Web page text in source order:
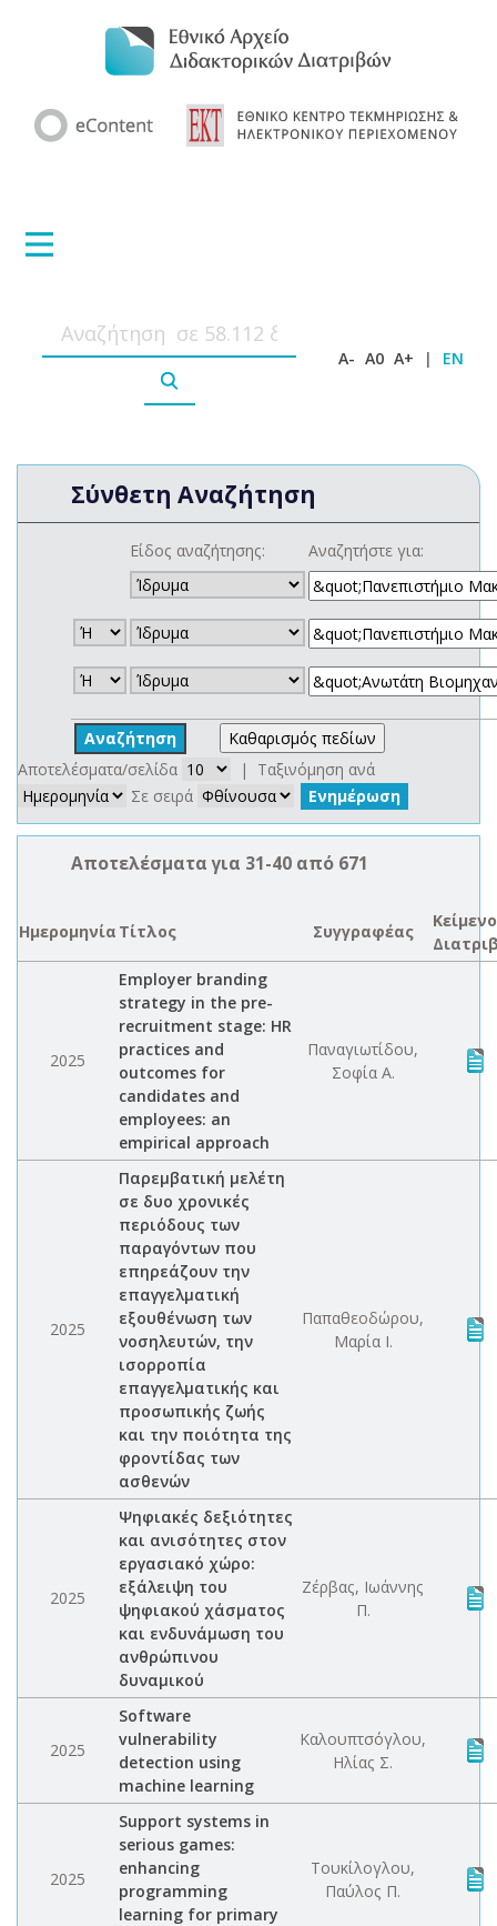
A- A0 A+ | EN
Σύνθετη Αναζήτηση
Είδος αναζήτησης: Αναζητήστε για:
Αποτελέσματα/σελίδα
| Ταξινόμηση ανά
Σε σειρά
Αποτελέσματα για 31-40 από 671
Ημερομηνία Τίτλος Συγγραφέας
Κείμενο
2025
Employer branding
strategy in the pre-
recruitment stage: HR
practices and
outcomes for
candidates and
employees: an
empirical approach
Παναγιωτίδου,
Σοφία Α.
2025
Παρεμβατική μελέτη
σε δυο χρονικές
περιόδους των
παραγόντων που
επηρεάζουν την
επαγγελματική
εξουθένωση των
νοσηλευτών, την
ισορροπία
επαγγελματικής και
προσωπικής ζωής
και την ποιότητα της
φροντίδας των
ασθενών
Παπαθεοδώρου,
Μαρία Ι.
2025
Ψηφιακές δεξιότητες
και ανισότητες στον
εργασιακό χώρο:
εξάλειψη του
ψηφιακού χάσματος
και ενδυνάμωση του
ανθρώπινου
δυναμικού
Ζέρβας, Ιωάννης
Π.
2025
Software
vulnerability
detection using
machine learning
Καλουπτσόγλου,
Ηλίας Σ.
2025
Support systems in
serious games:
enhancing
programming
learning for primary
Τουκίλογλου,
Παύλος Π.